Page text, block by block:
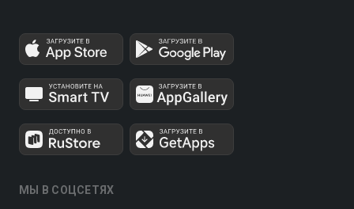
МЫ В СОЦСЕТЯХ